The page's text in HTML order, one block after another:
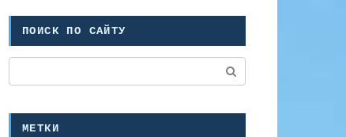
ПОИСК ПО САЙТУ
МЕТКИ